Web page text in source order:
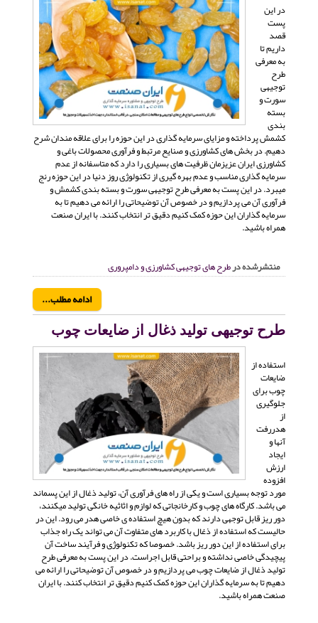
در این
پست
قصد
داریم تا
به معرفی
طرح
توجیهی
سورت و
بسته
بندی
کشمش پرداخته و مزایای سرمایه گذاری در این حوزه را برای علاقه مندان شرح
دهیم. در بخش های کشاورزی و صنایع مرتبط و فرآوری محصولات باغی و
کشاورزی ایران عزیزمان ظرفیت های بسیاری را دارد که متاسفانه از عدم
سرمایه گذاری مناسب و عدم بهره گیری از تکنولوژی روز دنیا در این حوزه رنج
میبرد. در این پست به معرفی طرح توجیهی سورت و بسته بندی کشمش و
فرآوری آن می پردازیم و در خصوص آن توضیحاتی را ارائه می دهیم تا به
سرمایه گذاران این حوزه کمک کنیم دقیق تر انتخاب کنند. با ایران صنعت
همراه باشید.
منتشرشده درطرح های توجیهی کشاورزی و دامپروری
ادامه مطلب...
طرح توجیهی تولید ذغال از ضایعات چوب
استفاده از
ضایعات
چوب برای
جلوگیری
از
هدررفت
آنها و
ایجاد
ارزش
افزوده
مورد توجه بسیاری است و یکی از راه های فرآوری آن، تولید ذغال از این پسماند
می باشد. کارگاه های چوب و کارخانجاتی که لوازم و اثاثیه خانگی تولید میکنند،
دور ریز قابل توجهی دارند که بدون هیچ استفاده ی خاصی هدر می رود. این در
حالیست که استفاده از ذغال با کاربرد های متفاوت آن می تواند یک راه جذاب
برای استفاده از این دور ریز باشد. خصوصا که تکنولوژی و فرآیند ساخت آن
پیچیدگی خاصی نداشته و براحتی قابل اجراست. در این پست به معرفی طرح
تولید ذغال از ضایعات چوب می پردازیم و در خصوص آن توضیحاتی را ارائه می
دهیم تا به سرمایه گذاران این حوزه کمک کنیم دقیق تر انتخاب کنند. با ایران
صنعت همراه باشید.